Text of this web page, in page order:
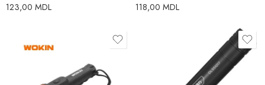
123,00 MDL 118,00 MDL